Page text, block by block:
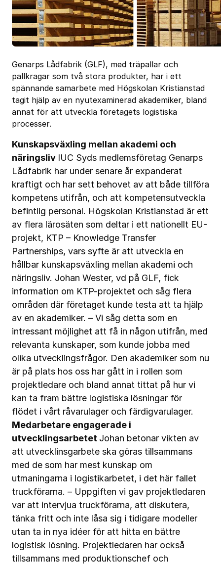
Genarps Lådfabrik (GLF), med träpallar och
pallkragar som två stora produkter, har i ett
spännande samarbete med Högskolan Kristianstad
tagit hjälp av en nyutexaminerad akademiker, bland
annat för att utveckla företagets logistiska
processer.
Kunskapsväxling mellan akademi och
näringsliv IUC Syds medlemsföretag Genarps
Lådfabrik har under senare år expanderat
kraftigt och har sett behovet av att både tillföra
kompetens utifrån, och att kompetensutveckla
befintlig personal. Högskolan Kristianstad är ett
av flera lärosäten som deltar i ett nationellt EU-
projekt, KTP – Knowledge Transfer
Partnerships, vars syfte är att utveckla en
hållbar kunskapsväxling mellan akademi och
näringsliv. Johan Wester, vd på GLF, fick
information om KTP-projektet och såg flera
områden där företaget kunde testa att ta hjälp
av en akademiker. – Vi såg detta som en
intressant möjlighet att få in någon utifrån, med
relevanta kunskaper, som kunde jobba med
olika utvecklingsfrågor. Den akademiker som nu
är på plats hos oss har gått in i rollen som
projektledare och bland annat tittat på hur vi
kan ta fram bättre logistiska lösningar för
flödet i vårt råvarulager och färdigvarulager.
Medarbetare engagerade i
utvecklingsarbetet Johan betonar vikten av
att utvecklinsgarbete ska göras tillsammans
med de som har mest kunskap om
utmaningarna i logistikarbetet, i det här fallet
truckförarna. – Uppgiften vi gav projektledaren
var att intervjua truckförarna, att diskutera,
tänka fritt och inte låsa sig i tidigare modeller
utan ta in nya idéer för att hitta en bättre
logistisk lösning. Projektledaren har också
tillsammans med produktionschef och